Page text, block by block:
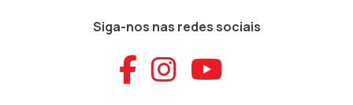
Siga-nos nas redes sociais
Aceder ao
Aceder ao
Aceder